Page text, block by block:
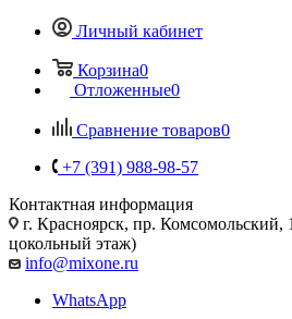
Личный кабинет
Корзина0
Отложенные0
Сравнение товаров0
+7 (391) 988-98-57
Контактная информация
г. Красноярск, пр. Комсомольский,
цокольный этаж)
info@mixone.ru
WhatsApp